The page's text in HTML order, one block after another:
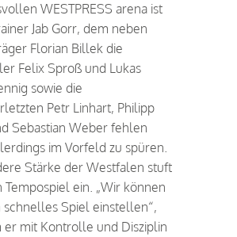
WESTPRESS arena ist
Jab Gorr, dem neben
Florian Billek die
Felix Sproß und Lukas
sowie die
Petr Linhart, Philipp
Sebastian Weber fehlen
im Vorfeld zu spüren.
Stärke der Westfalen stuft
Tempospiel ein. „Wir können
schnelles Spiel einstellen“,
er mit Kontrolle und Disziplin